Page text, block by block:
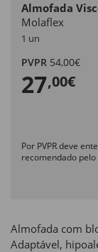
Almofada
Molaflex
1 un
PVPR 54,00€
27,00€
Por PVPR deve
recomendado
Almofada com
Adaptável,